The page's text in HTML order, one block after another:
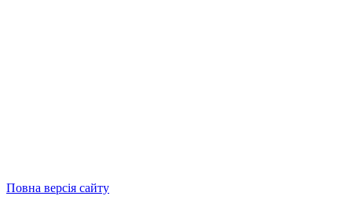
Повна версія сайту